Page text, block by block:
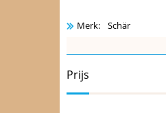
Merk: Schär
Prijs